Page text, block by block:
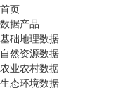
首页
数据产品
基础地理数据
自然资源数据
农业农村数据
生态环境数据